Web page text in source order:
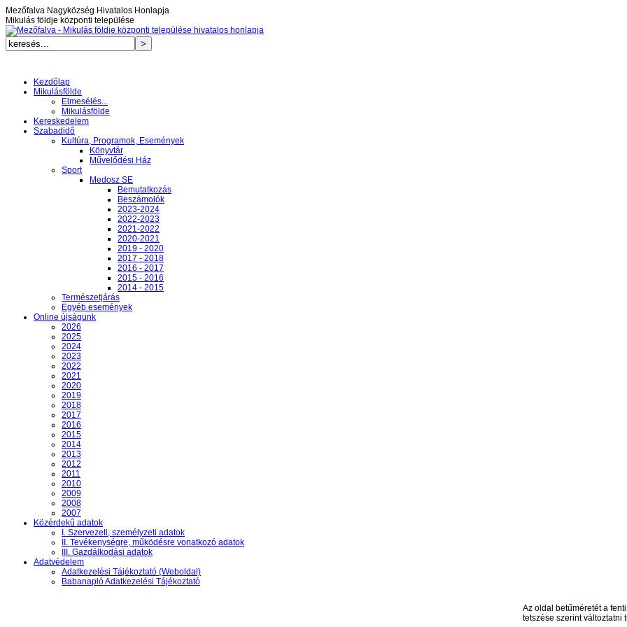
Mezőfalva Nagyközség Hivatalos Honlapja
Mikulás földje központi települése
Kezdőlap
Mikulásfölde
Elmesélés...
Mikulásfölde
Kereskedelem
Szabadidő
Kultúra, Programok, Események
Könyvtár
Művelődési Ház
Sport
Medosz SE
Bemutatkozás
Beszámolók
2023-2024
2022-2023
2021-2022
2020-2021
2019 - 2020
2017 - 2018
2016 - 2017
2015 - 2016
2014 - 2015
Természetjárás
Egyéb események
Online újságunk
2026
2025
2024
2023
2022
2021
2020
2019
2018
2017
2016
2015
2014
2013
2012
2011
2010
2009
2008
2007
Közérdekű adatok
I. Szervezeti, személyzeti adatok
II. Tevékenységre, működésre vonatkozó adatok
III. Gazdálkodási adatok
Adatvédelem
Adatkezelési Tájékoztató (Weboldal)
Babanapló Adatkezelési Tájékoztató
Az oldal betűméretét a
tetszése szerint változtatni